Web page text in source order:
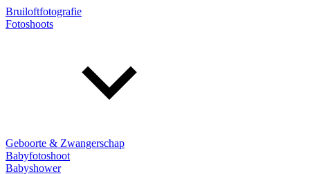
Bruiloftfotografie
Fotoshoots
Geboorte & Zwangerschap
Babyfotoshoot
Babyshower